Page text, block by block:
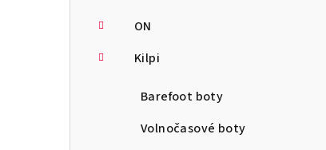
ON
Kilpi
Barefoot boty
Volnočasové boty